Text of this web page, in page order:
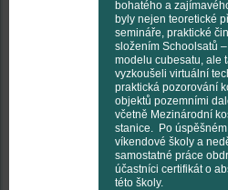
bohatého a
byly nejen teoretické
semináře, praktické
složením Schoolsatů
modelu cubesatu, ale
vyzkoušeli virtuální
praktická pozorování
objektů pozemními
včetně Mezinárodní
stanice. Po
víkendové školy a
samostatné práce
účastníci certifikát o
této školy.